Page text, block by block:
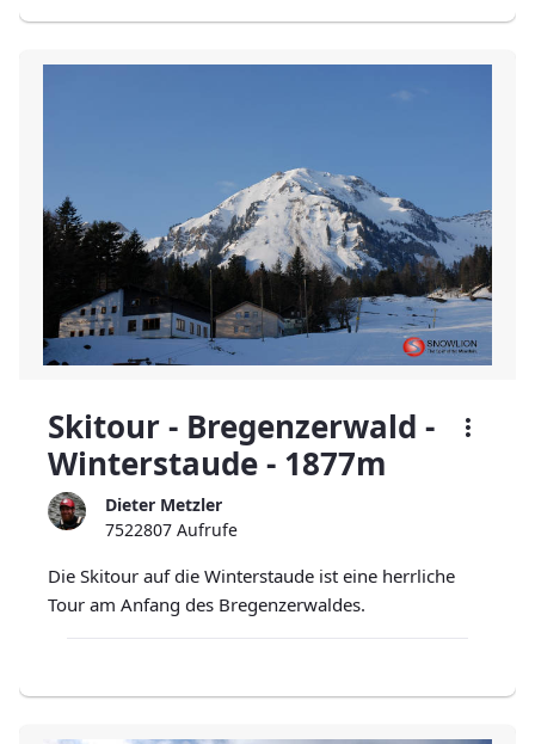
Skitour - Bregenzerwald -
Winterstaude - 1877m
Dieter Metzler
7522807 Aufrufe
Die Skitour auf die Winterstaude ist eine herrliche
Tour am Anfang des Bregenzerwaldes.